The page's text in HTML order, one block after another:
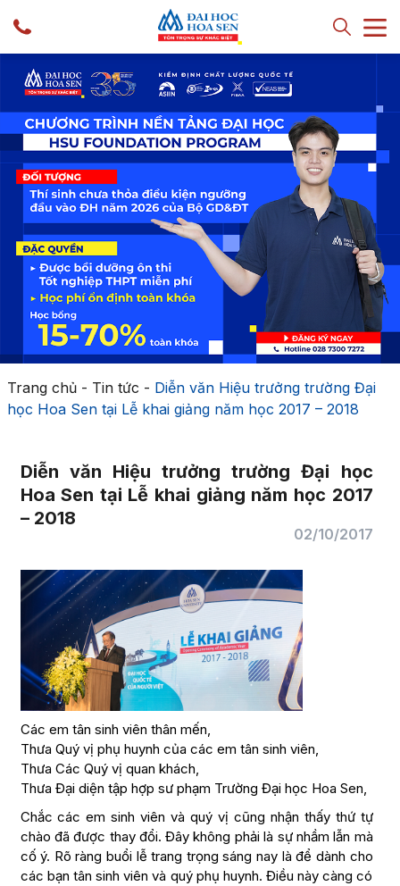
Trang chủ- Tin tức - Diễn văn Hiệu trưởng trường Đại
học Hoa Sen tại Lễ khai giảng năm học 2017 – 2018
Diễn văn Hiệu trưởng trường Đại học
Hoa Sen tại Lễ khai giảng năm học 2017
– 2018
02/10/2017
Các em tân sinh viên thân mến,
Thưa Quý vị phụ huynh của các em tân sinh viên,
Thưa Các Quý vị quan khách,
Thưa Đại diện tập hợp sư phạm Trường Đại học Hoa Sen,
Chắc các em sinh viên và quý vị cũng nhận thấy thứ tự
chào đã được thay đổi. Đây không phải là sự nhầm lẫn mà
cố ý. Rõ ràng buổi lễ trang trọng sáng nay là để dành cho
các bạn tân sinh viên và quý phụ huynh. Điều này càng có